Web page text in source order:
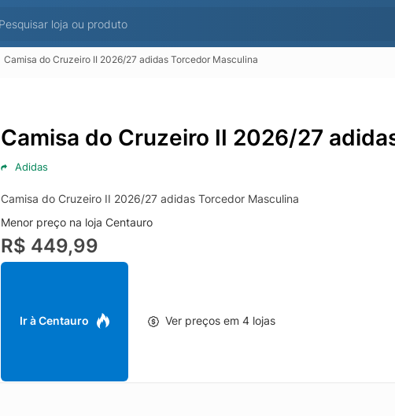
Camisa do Cruzeiro II 2026/27 adidas Torcedor Masculina
Camisa do Cruzeiro II 2026/27
Adidas
Camisa do Cruzeiro II 2026/27 adidas Torcedor Masculina
Menor preço na loja Centauro
R$ 449,99
Ir à Centauro Ver preços em 4 lojas